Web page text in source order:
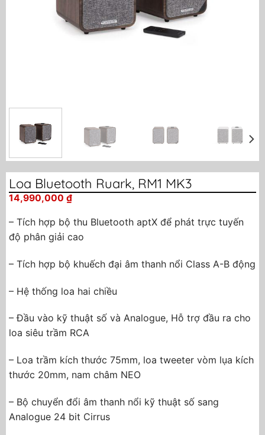
Loa Bluetooth Ruark, RM1 MK3
14,990,000 ₫
– Tích hợp bộ thu Bluetooth aptX để phát trực tuyến
độ phân giải cao
– Tích hợp bộ khuếch đại âm thanh nổi Class A-B động
– Hệ thống loa hai chiều
– Đầu vào kỹ thuật số và Analogue, Hỗ trợ đầu ra cho
loa siêu trầm RCA
– Loa trầm kích thước 75mm, loa tweeter vòm lụa kích
thước 20mm, nam châm NEO
– Bộ chuyển đổi âm thanh nổi kỹ thuật số sang
Analogue 24 bit Cirrus